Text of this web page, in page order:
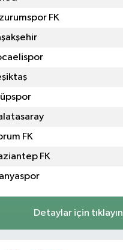
FK
FK
FK
Detaylar için tıklayın